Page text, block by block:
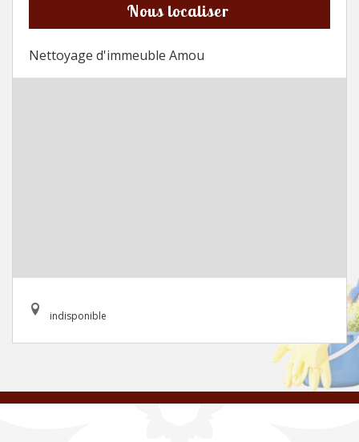
Nous localiser
Nettoyage d'immeuble Amou
indisponible